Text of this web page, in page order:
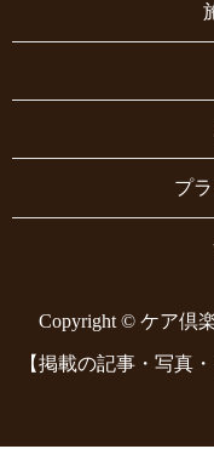
プ
Copyright © ケア倶
【掲載の記事・写真